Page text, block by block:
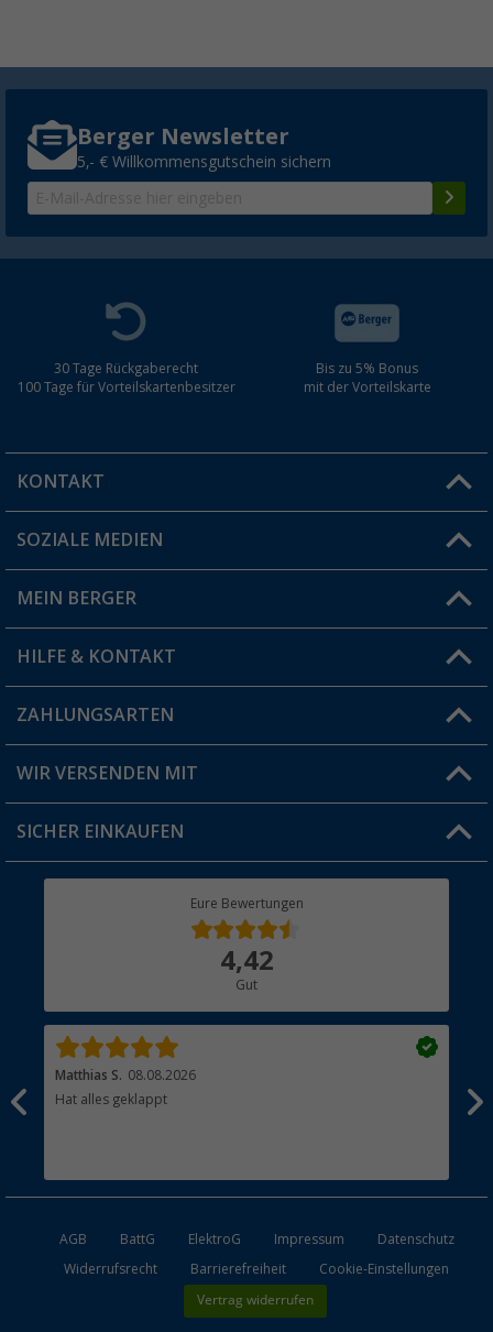
Berger Newsletter
5,- € Willkommensgutschein sichern
30 Tage Rückgaberecht
100 Tage für Vorteilskartenbesitzer
Bis zu 5% Bonus
mit der Vorteilskarte
KONTAKT
Du hast eine Frage?
Filiale finden
SOZIALE MEDIEN
MEIN BERGER
Vorteilskarte
Blog
Jobs & Karriere
HILFE & KONTAKT
FAQ & Kontakt
Versandinformationen
Rücksendung
ZAHLUNGSARTEN
WIR VERSENDEN MIT
SICHER EINKAUFEN
Eure Bewertungen
4,42
Gut
Matthias S. 08.08.2026
Hat alles geklappt
AGB BattG ElektroG Impressum
Datenschutz
Widerrufsrecht
Barrierefreiheit Cookie-Einstellungen
Vertrag widerrufen